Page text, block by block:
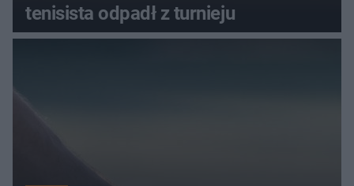
tenisista odpadł z turnieju